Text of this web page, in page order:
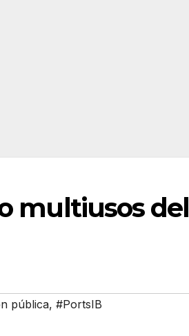
multiusos del
pública, #PortsIB